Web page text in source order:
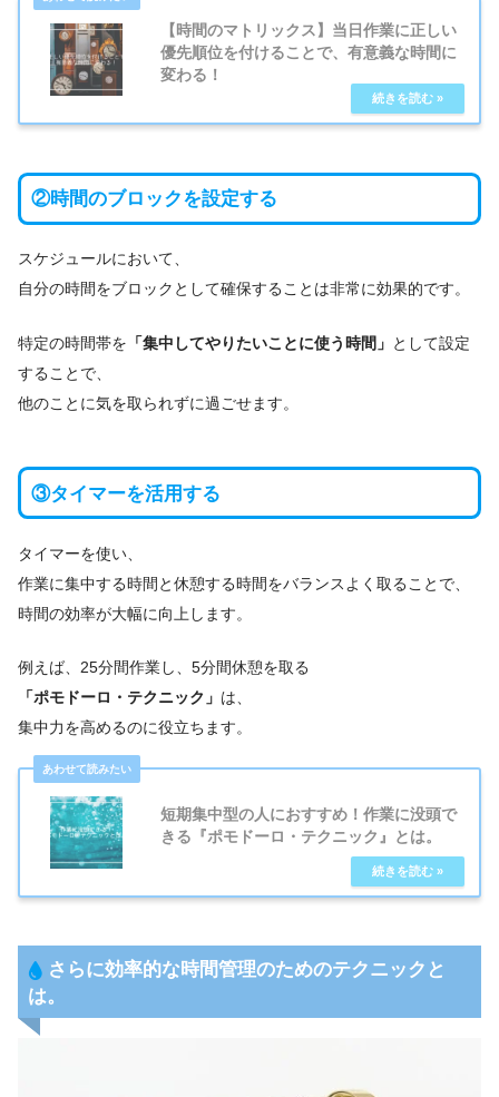
【時間のマトリックス】当日作業に正しい
優先順位を付けることで、有意義な時間に
変わる！
②時間のブロックを設定する
スケジュールにおいて、
自分の時間をブロックとして確保することは非常に効果的です。
特定の時間帯を 「集中してやりたいことに使う時間」 として設定
することで、
他のことに気を取られずに過ごせます。
③タイマーを活用する
タイマーを使い、
作業に集中する時間と休憩する時間をバランスよく取ることで、
時間の効率が大幅に向上します。
例えば、25分間作業し、5分間休憩を取る
「ポモドーロ・テクニック」 は、
集中力を高めるのに役立ちます。
短期集中型の人におすすめ！作業に没頭で
きる『ポモドーロ・テクニック』とは。
さらに効率的な時間管理のためのテクニックと
は。